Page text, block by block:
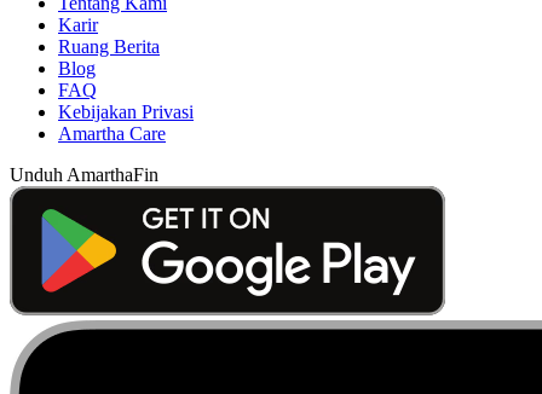
Karir
Ruang Berita
Blog
FAQ
Kebijakan Privasi
Amartha Care
Unduh AmarthaFin